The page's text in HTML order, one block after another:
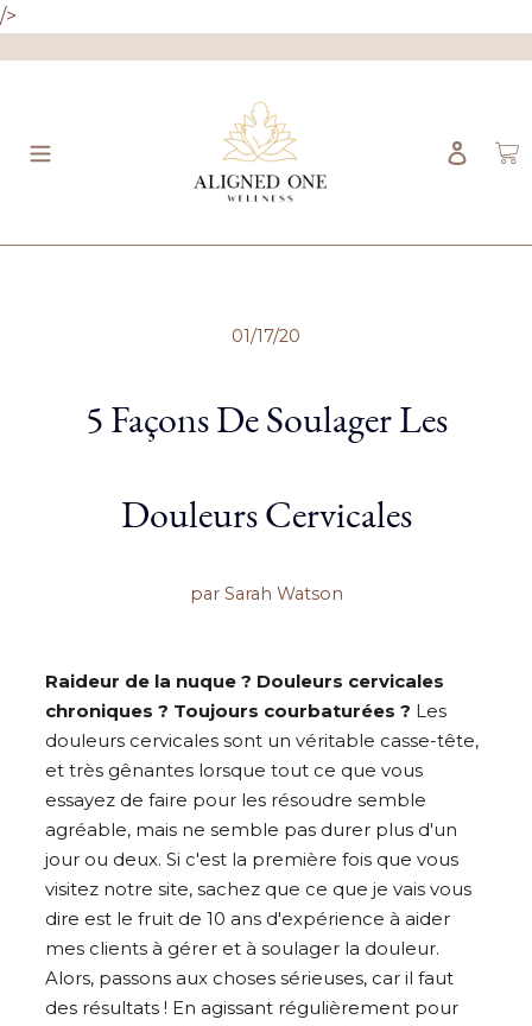
/>
Se
01/17/20
5 Façons De Soulager Les
Douleurs Cervicales
par Sarah Watson
Raideur de la nuque ? Douleurs cervicales
chroniques ? Toujours courbaturées ? Les
douleurs cervicales sont un véritable casse-tête,
et très gênantes lorsque tout ce que vous
essayez de faire pour les résoudre semble
agréable, mais ne semble pas durer plus d'un
jour ou deux. Si c'est la première fois que vous
visitez notre site, sachez que ce que je vais vous
dire est le fruit de 10 ans d'expérience à aider
mes clients à gérer et à soulager la douleur.
Alors, passons aux choses sérieuses, car il faut
des résultats ! En agissant régulièrement pour